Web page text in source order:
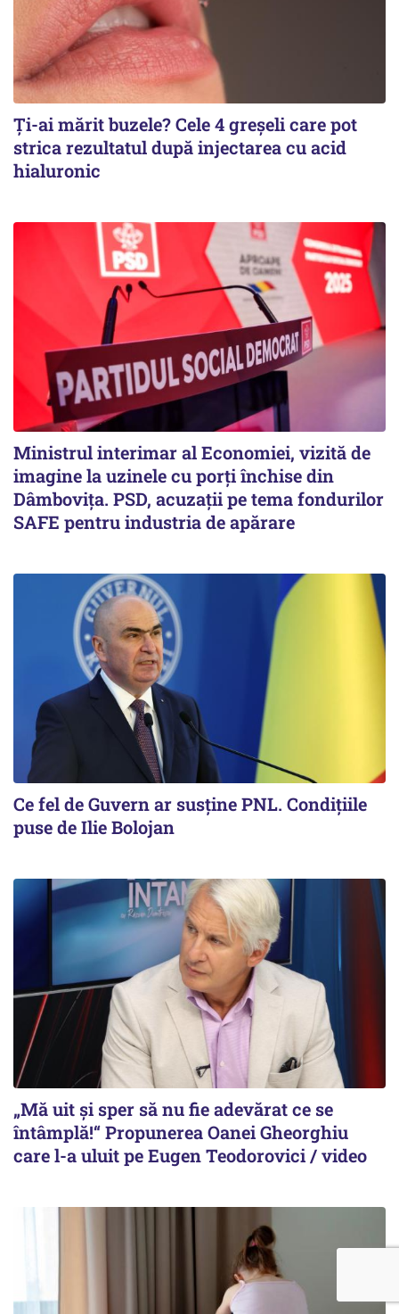
Ți-ai mărit buzele? Cele 4 greșeli care pot
strica rezultatul după injectarea cu acid
hialuronic
Ministrul interimar al Economiei, vizită de
imagine la uzinele cu porți închise din
Dâmbovița. PSD, acuzații pe tema fondurilor
SAFE pentru industria de apărare
Ce fel de Guvern ar susține PNL. Condițiile
puse de Ilie Bolojan
„Mă uit și sper să nu fie adevărat ce se
întâmplă!“ Propunerea Oanei Gheorghiu
care l-a uluit pe Eugen Teodorovici / video